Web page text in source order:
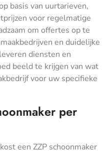
basis van uurtarieven,
voor regelmatige
om offertes op te
en duidelijke
diensten en
beeld te krijgen van wat
voor uw specifieke
per
een ZZP schoonmaker